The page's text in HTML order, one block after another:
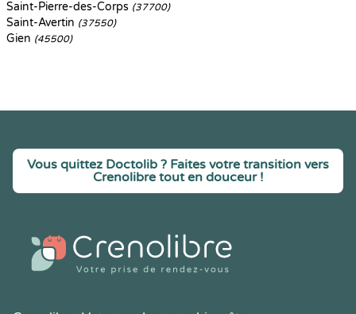
Saint-Pierre-des-Corps (37700)
Saint-Avertin (37550)
Gien (45500)
Vous quittez Doctolib ? Faites votre transition vers
Crenolibre tout en douceur !